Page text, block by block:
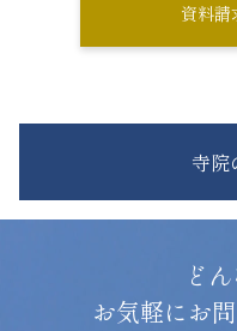
資料請
寺院
ど
お気軽にお